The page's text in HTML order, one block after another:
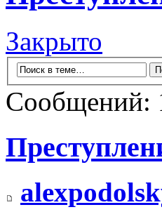
Закрыто
Сообщений: